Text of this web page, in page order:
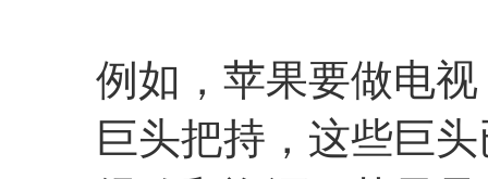
例如，苹果要做电
巨头把持，这些巨